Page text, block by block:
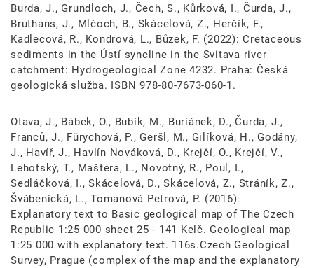
Burda, J., Grundloch, J., Čech, S., Kůrková, I., Čurda, J.,
Bruthans, J., Mlčoch, B., Skácelová, Z., Herčík, F.,
Kadlecová, R., Kondrová, L., Bůzek, F. (2022): Cretaceous
sediments in the Ústí syncline in the Svitava river
catchment: Hydrogeological Zone 4232. Praha: Česká
geologická služba. ISBN 978-80-7673-060-1.
Otava, J., Bábek, O., Bubík, M., Buriánek, D., Čurda, J.,
Franců, J., Fürychová, P., Geršl, M., Gilíková, H., Godány,
J., Havíř, J., Havlín Nováková, D., Krejčí, O., Krejčí, V.,
Lehotský, T., Maštera, L., Novotný, R., Poul, I.,
Sedláčková, I., Skácelová, D., Skácelová, Z., Stráník, Z.,
Švábenická, L., Tomanová Petrová, P. (2016):
Explanatory text to Basic geological map of The Czech
Republic 1:25 000 sheet 25 - 141 Kelč. Geological map
1:25 000 with explanatory text. 116s.Czech Geological
Survey, Prague (complex of the map and the explanatory